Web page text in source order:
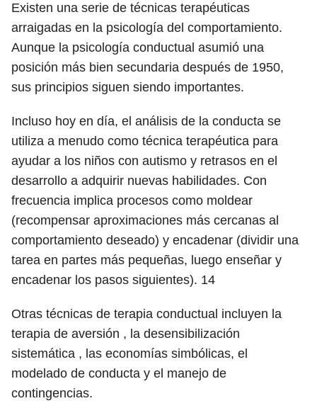
Existen una serie de técnicas terapéuticas
arraigadas en la psicología del comportamiento.
Aunque la psicología conductual asumió una
posición más bien secundaria después de 1950,
sus principios siguen siendo importantes.
Incluso hoy en día, el análisis de la conducta se
utiliza a menudo como técnica terapéutica para
ayudar a los niños con autismo y retrasos en el
desarrollo a adquirir nuevas habilidades. Con
frecuencia implica procesos como moldear
(recompensar aproximaciones más cercanas al
comportamiento deseado) y encadenar (dividir una
tarea en partes más pequeñas, luego enseñar y
encadenar los pasos siguientes). 14
Otras técnicas de terapia conductual incluyen la
terapia de aversión , la desensibilización
sistemática , las economías simbólicas, el
modelado de conducta y el manejo de
contingencias.